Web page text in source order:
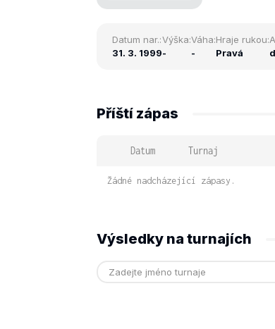
Datum nar.:
31. 3. 1999
Výška:
-
Váha:
-
Hraje rukou:
Pravá
Příští zápas
Datum Turnaj
Žádné nadcházející zápasy.
Výsledky na turnajích